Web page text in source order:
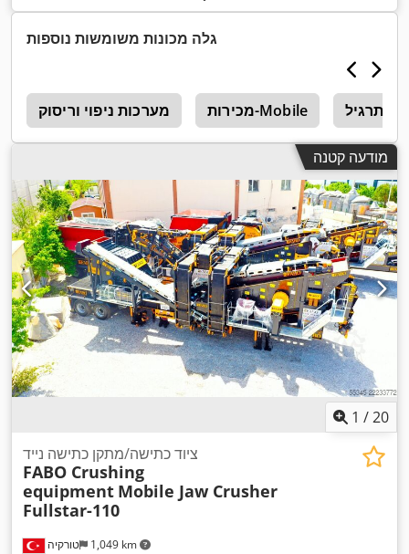
גלה מכונות משומשות נוספות
מערכות ניפוי וריסוק מכירות-Mobile תרגיל
מודעה קטנה
1 /20
טורקיה 1,049 km
ציוד כתישה/מתקן כתישה נייד
FABO Crushing
equipment Mobile Jaw Crusher
Fullstar-110